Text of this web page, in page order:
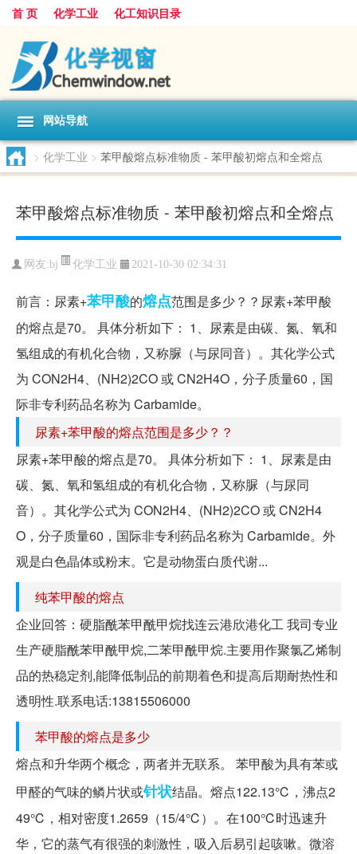
首 页 化学工业 化工知识目录
网站导航
> 化学工业 > 苯甲酸熔点标准物质 - 苯甲酸初熔点和全熔点
苯甲酸熔点标准物质 - 苯甲酸初熔点和全熔点
网友:bj 化学工业 2021-10-30 02:34:31
前言：尿素+苯甲酸的熔点范围是多少？？尿素+苯甲酸
的熔点是70。 具体分析如下： 1、尿素是由碳、氮、氧和
氢组成的有机化合物，又称脲（与尿同音）。其化学公式
为 CON2H4、(NH2)2CO 或 CN2H4O，分子质量60，国
际非专利药品名称为 Carbamide。
尿素+苯甲酸的熔点范围是多少？？
尿素+苯甲酸的熔点是70。 具体分析如下： 1、尿素是由
碳、氮、氧和氢组成的有机化合物，又称脲（与尿同
音）。其化学公式为 CON2H4、(NH2)2CO 或 CN2H4
O，分子质量60，国际非专利药品名称为 Carbamide。外
观是白色晶体或粉末。它是动物蛋白质代谢...
纯苯甲酸的熔点
企业回答：硬脂酰苯甲酰甲烷找连云港欣港化工 我司专业
生产硬脂酰苯甲酰甲烷,二苯甲酰甲烷.主要用作聚氯乙烯制
品的热稳定剂,能降低制品的前期着色和提高后期耐热性和
透明性.联系电话:13815506000
苯甲酸的熔点是多少
熔点和升华两个概念，两者并无联系。 苯甲酸为具有苯或
甲醛的气味的鳞片状或针状结晶。熔点122.13℃，沸点2
49℃，相对密度1.2659（15/4℃）。在100℃时迅速升
华，它的蒸气有很强的刺激性，吸入后易引起咳嗽。微溶